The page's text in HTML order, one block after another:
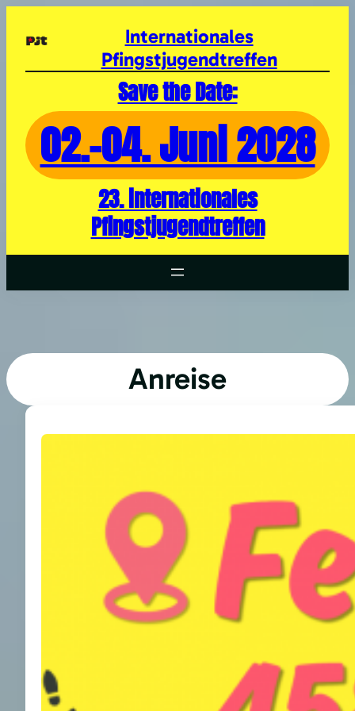
springen
Internationales
Pfingstjugendtreffen
Save the Date:
02.-04. Juni 2028
23. internationales
Pfingstjugendtreffen
Anreise